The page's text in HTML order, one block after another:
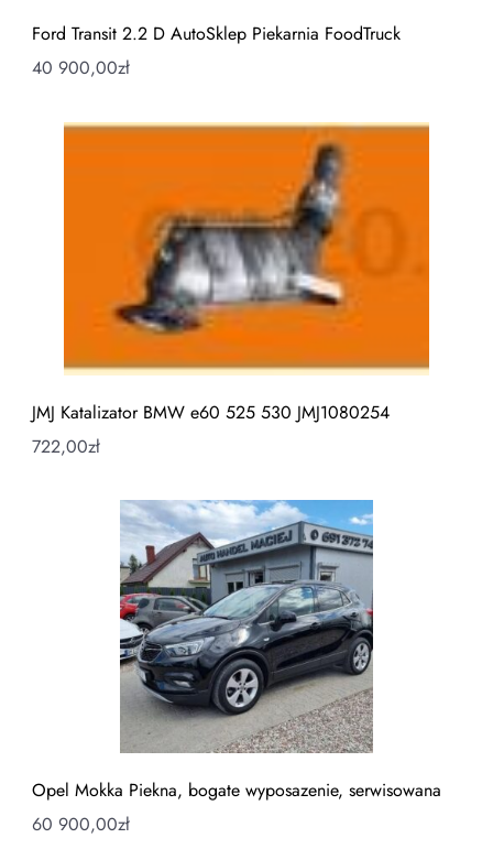
Ford Transit 2.2 D AutoSklep Piekarnia FoodTruck
40 900,00zł
JMJ Katalizator BMW e60 525 530 JMJ1080254
722,00zł
Opel Mokka Piekna, bogate wyposazenie, serwisowana
60 900,00zł